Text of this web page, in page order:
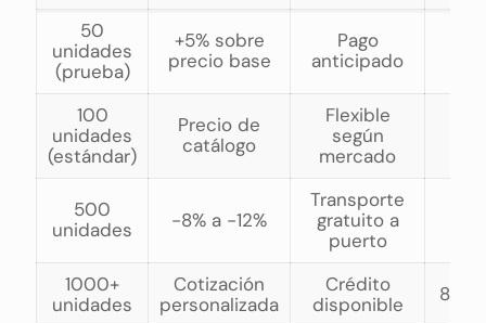
50
unidades
(prueba)
+5% sobre
precio base
Pago
anticipado
100
unidades
(estándar)
Precio de
catálogo
Flexible
según
mercado
500
unidades
-8% a -12%
Transporte
gratuito a
puerto
1000+
unidades
Cotización
personalizada
Crédito
disponible
8-15